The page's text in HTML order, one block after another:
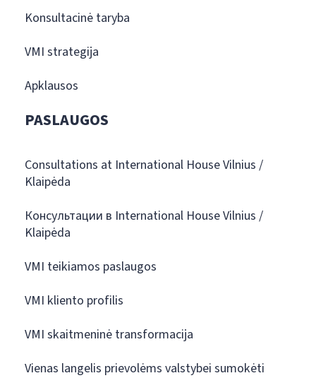
Konsultacinė taryba
VMI strategija
Apklausos
PASLAUGOS
Consultations at International House Vilnius /
Klaipėda
Консультации в International House Vilnius /
Klaipėda
VMI teikiamos paslaugos
VMI kliento profilis
VMI skaitmeninė transformacija
Vienas langelis prievolėms valstybei sumokėti